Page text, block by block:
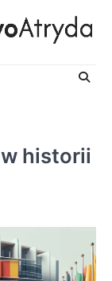
historii